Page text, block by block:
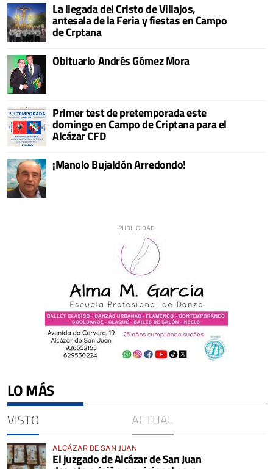
La llegada del Cristo de Villajos,
antesala de la Feria y fiestas en Campo
de Crptana
Obituario Andrés Gómez Mora
Primer test de pretemporada este
domingo en Campo de Criptana para el
Alcázar CFD
¡Manolo Bujaldón Arredondo!
LO MÁS
VISTO ACTUAL
ALCÁZAR DE SAN JUAN
El juzgado de Alcázar de San Juan